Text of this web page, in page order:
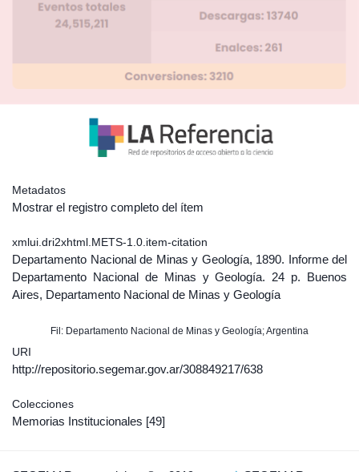
Metadatos
Mostrar el registro completo del ítem
xmlui.dri2xhtml.METS-1.0.item-citation
Departamento Nacional de Minas y Geología, 1890. Informe del
Departamento Nacional de Minas y Geología. 24 p. Buenos
Aires, Departamento Nacional de Minas y Geología
Fil: Departamento Nacional de Minas y Geología; Argentina
URI
http://repositorio.segemar.gov.ar/308849217/638
Colecciones
Memorias Institucionales [49]